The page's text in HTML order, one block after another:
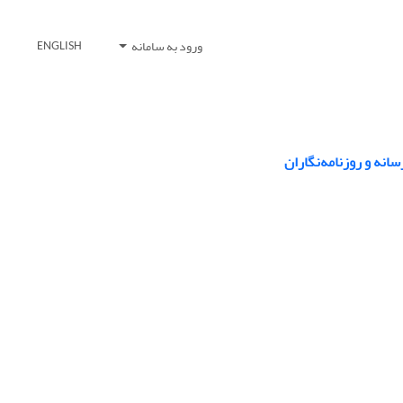
ورود به سامانه ENGLISH
و روزنامه‌نگاران